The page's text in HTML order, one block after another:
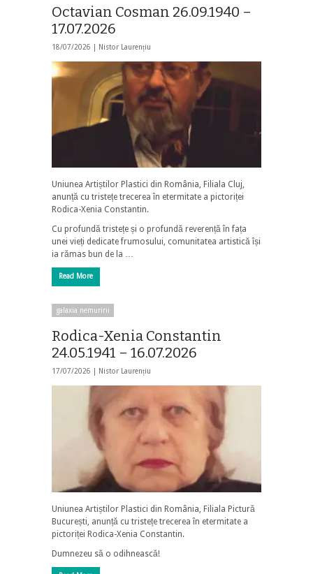
Octavian Cosman 26.09.1940 –
17.07.2026
18/07/2026 | Nistor Laurențiu
Uniunea Artiștilor Plastici din România, Filiala Cluj,
anunță cu tristețe trecerea în etermitate a pictoriței
Rodica-Xenia Constantin.
Cu profundă tristețe și o profundă reverență în fața
unei vieți dedicate frumosului, comunitatea artistică își
ia rămas bun de la …
Read More
galaxia nemuririi
Rodica-Xenia Constantin
24.05.1941 – 16.07.2026
17/07/2026 | Nistor Laurențiu
Uniunea Artiștilor Plastici din România, Filiala Pictură
București, anunță cu tristețe trecerea în etermitate a
pictoriței Rodica-Xenia Constantin.
Dumnezeu să o odihnească!